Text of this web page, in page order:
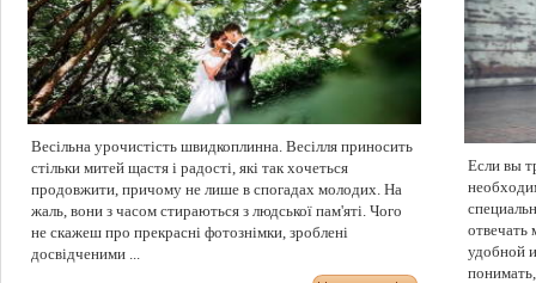
Весільна урочистість швидкоплинна. Весілля приносить
стільки митей щастя і радості, які так хочеться
продовжити, причому не лише в спогадах молодих. На
жаль, вони з часом стираються з людської пам'яті. Чого
не скажеш про прекрасні фотознімки, зроблені
досвідченими ...
Если вы
удобной